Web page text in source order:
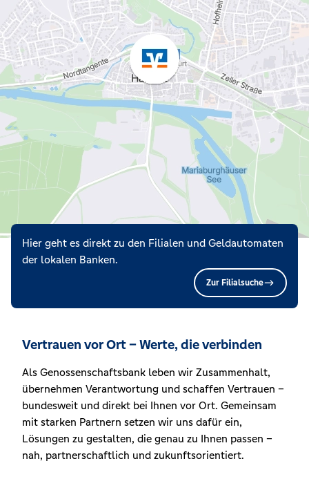
Hier geht es direkt zu den Filialen und Geldautomaten
der lokalen Banken.
Zur Filialsuche
Vertrauen vor Ort – Werte, die verbinden
Als Genossenschaftsbank leben wir Zusammenhalt,
übernehmen Verantwortung und schaffen Vertrauen –
bundesweit und direkt bei Ihnen vor Ort. Gemeinsam
mit starken Partnern setzen wir uns dafür ein,
Lösungen zu gestalten, die genau zu Ihnen passen –
nah, partnerschaftlich und zukunftsorientiert.